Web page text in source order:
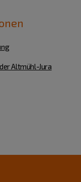
Altmühl-Jura